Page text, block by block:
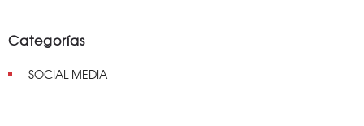
Categorías
SOCIAL MEDIA